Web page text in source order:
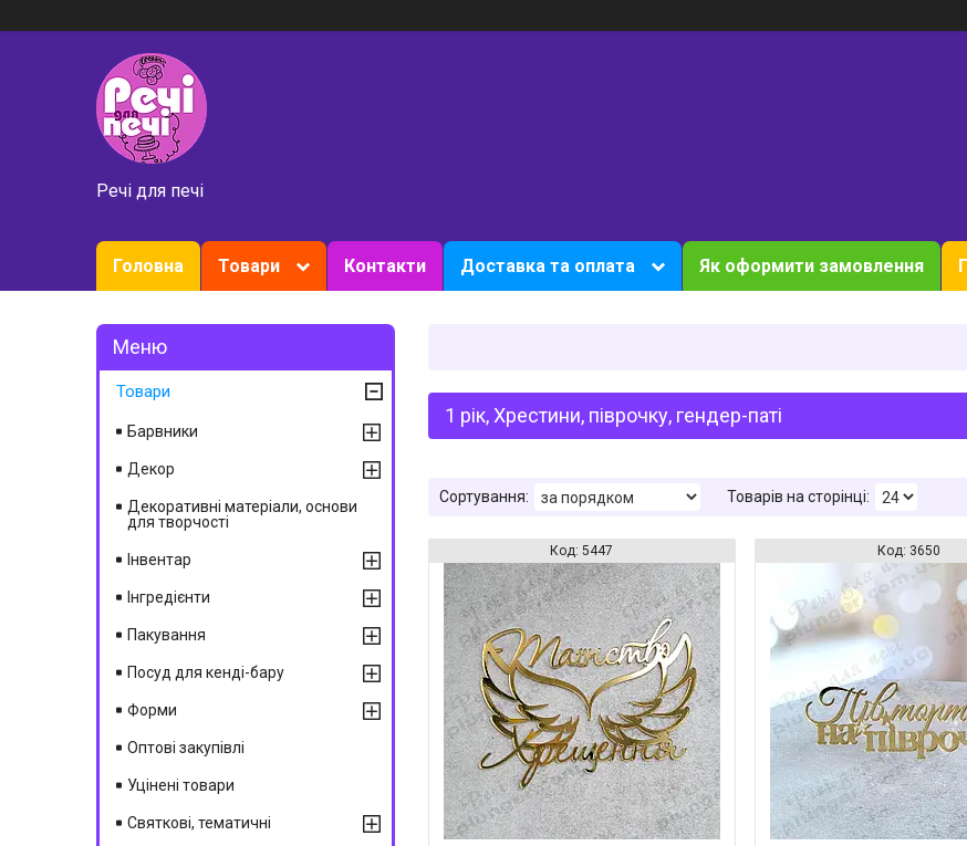
Речі для печі
Головна Товари Контакти Доставка та оплата Як оформити замовлення
1 рік, Хрестини, піврочку, гендер-паті
5447 3650
Товари
Барвники
Декор
Декоративні матеріали, основи
для творчості
Інвентар
Інгредієнти
Пакування
Посуд для кенді-бару
Форми
Оптові закупівлі
Уцінені товари
Святкові, тематичні